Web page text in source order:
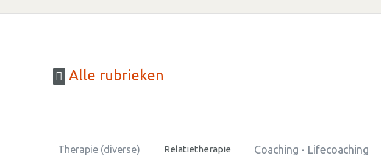
Alle rubrieken
Therapie (diverse) Relatietherapie Coaching - Lifecoaching